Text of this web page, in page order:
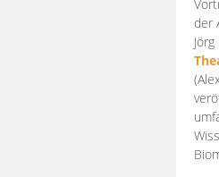
der